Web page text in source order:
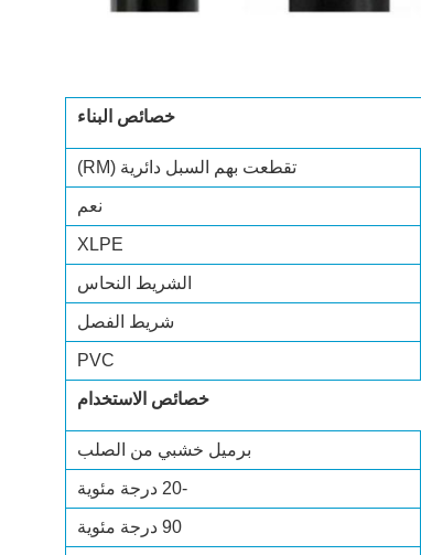
خصائص البناء
تقطعت بهم السبل دائرية (RM)
نعم
XLPE
الشريط النحاس
شريط الفصل
PVC
خصائص الاستخدام
برميل خشبي من الصلب
-20 درجة مئوية
90 درجة مئوية